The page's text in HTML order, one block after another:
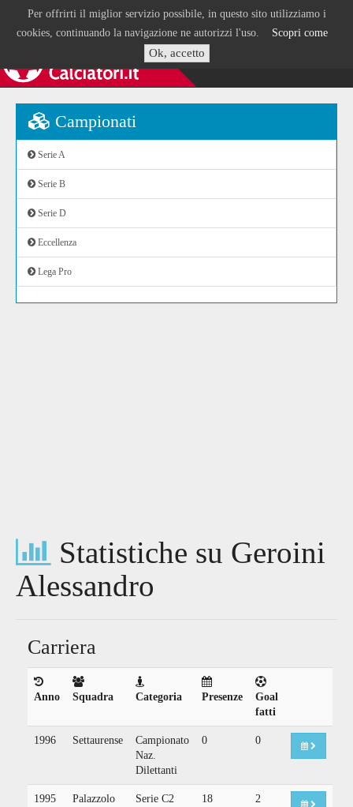
Per offrirti il miglior servizio possibile, in questo sito utilizziamo i
cookies, continuando la navigazione ne autorizzi l'uso. Scopri come
Ok, accetto
Campionati
Serie A
Serie B
Serie D
Eccellenza
Lega Pro
Statistiche su Geroini
Alessandro
Carriera
Anno Squadra Categoria Presenze
Goal
fatti
1996 Settaurense
Campionato
Naz.
Dilettanti
0 0
1995 Palazzolo Serie C2 18 2